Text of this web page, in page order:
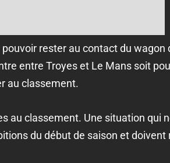
rester au contact du wagon
entre Troyes et Le Mans soit
au classement.
au classement. Une situation qui
du début de saison et